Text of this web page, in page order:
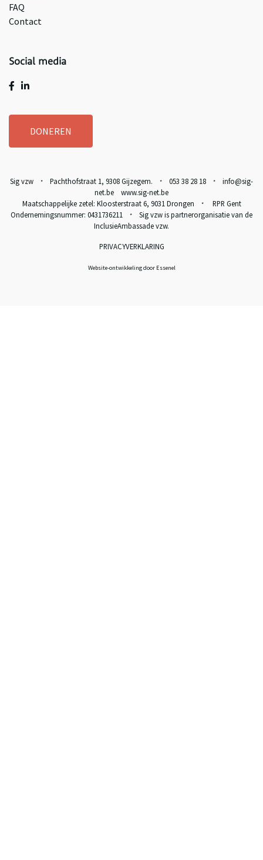
FAQ
Contact
Social media
DONEREN
Sig vzw * Pachthofstraat 1, 9308 Gijzegem. * 053 38 28 18 *
info@sig-
net.be www.sig-net.be
Maatschappelijke zetel: Kloosterstraat 6, 9031 Drongen
*RPR Gent
Ondernemingsnummer: 0431736211
*
Sig vzw is partnerorganisatie van de
InclusieAmbassade vzw.
PRIVACYVERKLARING
Website-ontwikkeling door Essenel